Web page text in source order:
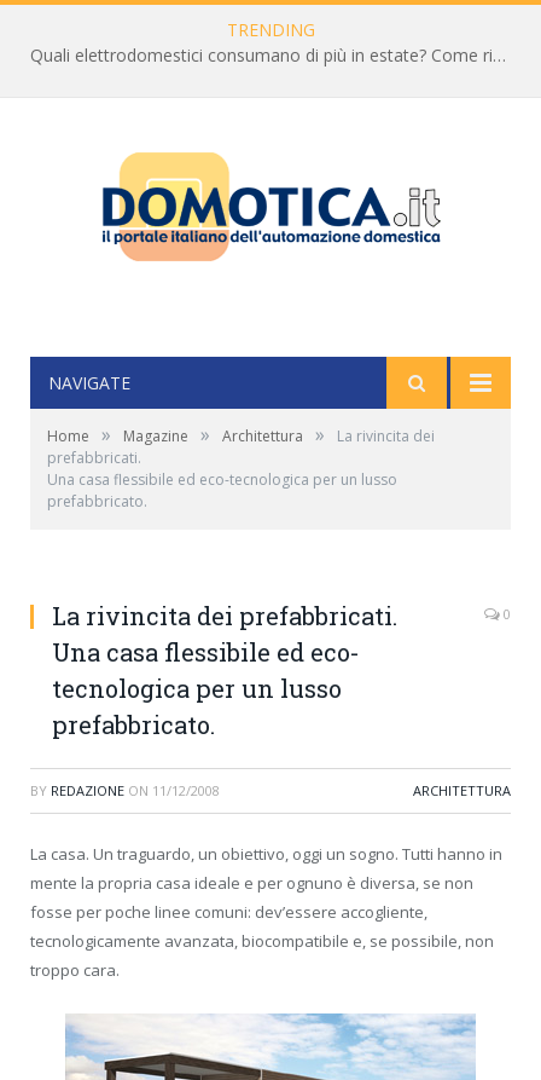
TRENDING
Quali elettrodomestici consumano di più in estate? Come ridurre la bolletta
NAVIGATE
Home » Magazine » Architettura »
La rivincita dei
prefabbricati.
Una casa flessibile ed eco-tecnologica per un lusso
prefabbricato.
La rivincita dei prefabbricati.
Una casa flessibile ed eco-
tecnologica per un lusso
prefabbricato.
0
BY REDAZIONE ON 11/12/2008 ARCHITETTURA
La casa. Un traguardo, un obiettivo, oggi un sogno. Tutti hanno in
mente la propria casa ideale e per ognuno è diversa, se non
fosse per poche linee comuni: dev’essere accogliente,
tecnologicamente avanzata, biocompatibile e, se possibile, non
troppo cara.